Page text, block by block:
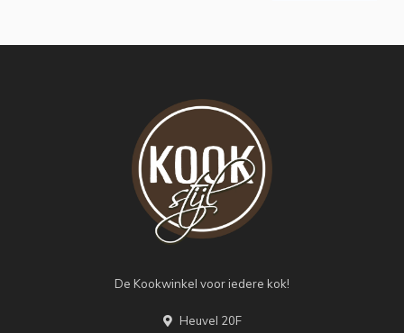
De Kookwinkel voor iedere kok!
Heuvel 20F